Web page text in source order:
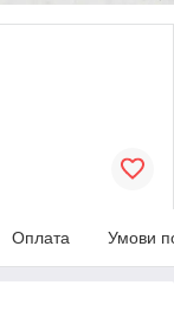
Оплата Умови